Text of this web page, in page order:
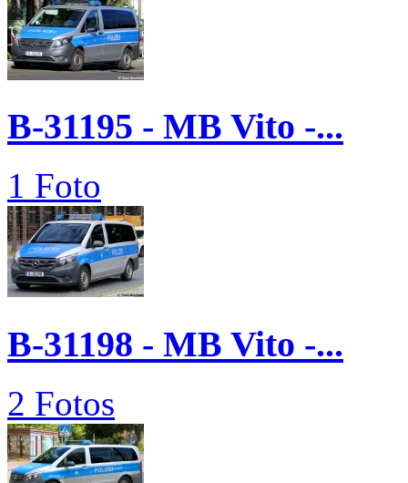
B-31195 - MB Vito -...
1 Foto
B-31198 - MB Vito -...
2 Fotos